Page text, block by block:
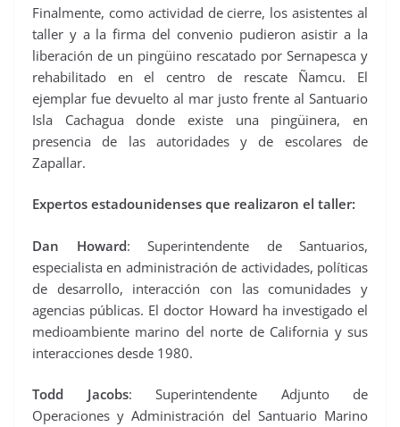
Finalmente, como actividad de cierre, los asistentes al
taller y a la firma del convenio pudieron asistir a la
liberación de un pingüino rescatado por Sernapesca y
rehabilitado en el centro de rescate Ñamcu. El
ejemplar fue devuelto al mar justo frente al Santuario
Isla Cachagua donde existe una pingüinera, en
presencia de las autoridades y de escolares de
Zapallar.
Expertos estadounidenses que realizaron el taller:
Dan Howard: Superintendente de Santuarios,
especialista en administración de actividades, políticas
de desarrollo, interacción con las comunidades y
agencias públicas. El doctor Howard ha investigado el
medioambiente marino del norte de California y sus
interacciones desde 1980.
Todd Jacobs: Superintendente Adjunto de
Operaciones y Administración del Santuario Marino